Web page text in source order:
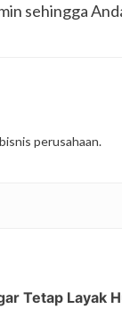
sehingga
perusahaan.
Tetap Layak